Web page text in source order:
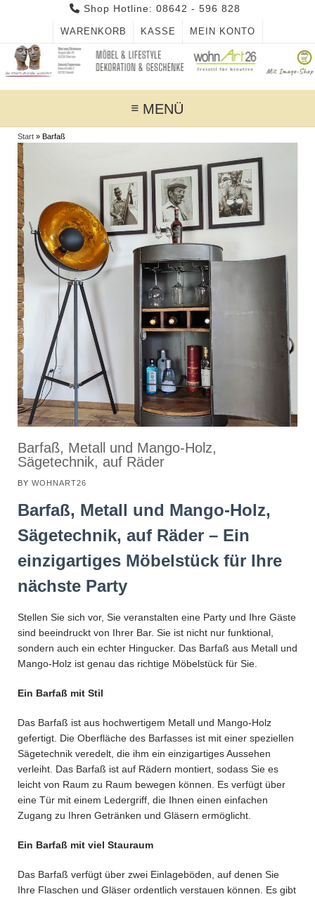
Shop Hotline: 08642 - 596 828
WARENKORB KASSE MEIN KONTO
MENÜ
Start » Barfaß
Barfaß, Metall und Mango-Holz,
Sägetechnik, auf Räder
BY WOHNART26
Barfaß, Metall und Mango-Holz,
Sägetechnik, auf Räder – Ein
einzigartiges Möbelstück für Ihre
nächste Party
Stellen Sie sich vor, Sie veranstalten eine Party und Ihre Gäste
sind beeindruckt von Ihrer Bar. Sie ist nicht nur funktional,
sondern auch ein echter Hingucker. Das Barfaß aus Metall und
Mango-Holz ist genau das richtige Möbelstück für Sie.
Ein Barfaß mit Stil
Das Barfaß ist aus hochwertigem Metall und Mango-Holz
gefertigt. Die Oberfläche des Barfasses ist mit einer speziellen
Sägetechnik veredelt, die ihm ein einzigartiges Aussehen
verleiht. Das Barfaß ist auf Rädern montiert, sodass Sie es
leicht von Raum zu Raum bewegen können. Es verfügt über
eine Tür mit einem Ledergriff, die Ihnen einen einfachen
Zugang zu Ihren Getränken und Gläsern ermöglicht.
Ein Barfaß mit viel Stauraum
Das Barfaß verfügt über zwei Einlageböden, auf denen Sie
Ihre Flaschen und Gläser ordentlich verstauen können. Es gibt